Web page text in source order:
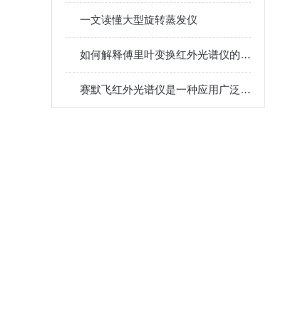
一文读懂大型旋转蒸发仪
如何解释傅里叶变换红外光谱仪的工作原理？
赛默飞红外光谱仪是一种应用广泛的分析仪器